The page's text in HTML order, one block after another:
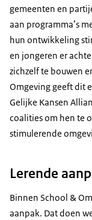
gemeenten en
aan programma’s
hun ontwikkeling
en jongeren er
zichzelf te bouwen
Omgeving geeft dit
Gelijke Kansen
coalities om hen te
stimulerende
Lerende
Binnen School &
aanpak. Dat doen